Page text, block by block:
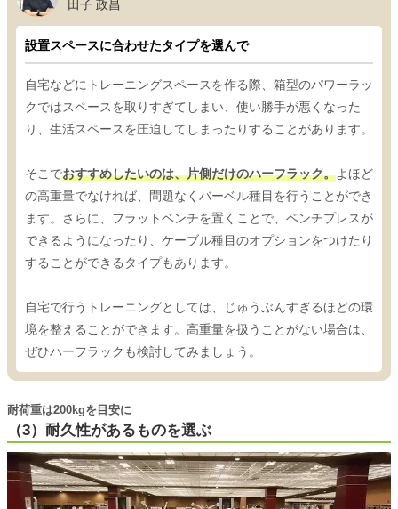
田子 政昌
設置スペースに合わせたタイプを選んで
自宅などにトレーニングスペースを作る際、箱型のパワーラッ
クではスペースを取りすぎてしまい、使い勝手が悪くなった
り、生活スペースを圧迫してしまったりすることがあります。
そこでおすすめしたいのは、片側だけのハーフラック。よほど
の高重量でなければ、問題なくバーベル種目を行うことができ
ます。さらに、フラットベンチを置くことで、ベンチプレスが
できるようになったり、ケーブル種目のオプションをつけたり
することができるタイプもあります。
自宅で行うトレーニングとしては、じゅうぶんすぎるほどの環
境を整えることができます。高重量を扱うことがない場合は、
ぜひハーフラックも検討してみましょう。
（3）耐久性があるものを選ぶ
耐荷重は200kgを目安に